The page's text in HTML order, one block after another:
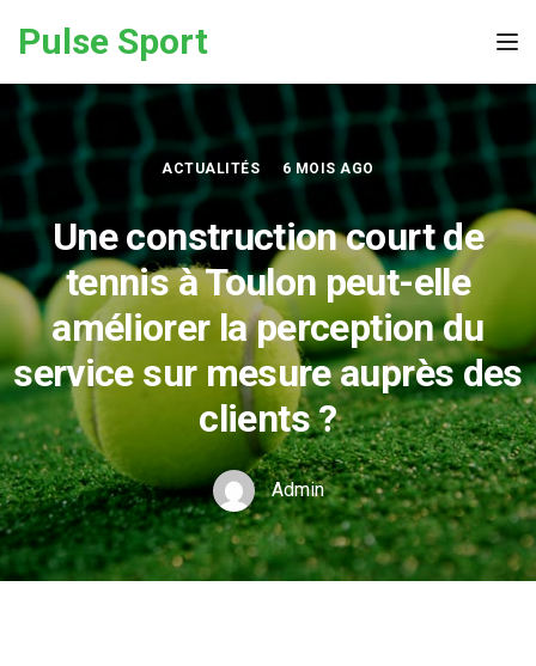
Pulse Sport
ACTUALITÉS 6 MOIS AGO
Une construction court de
tennis à Toulon peut-elle
améliorer la perception du
service sur mesure auprès des
clients ?
Admin